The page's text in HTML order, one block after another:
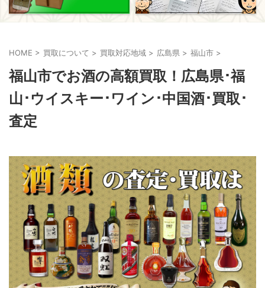
HOME > 買取について > 買取対応地域 > 広島県 > 福山市 >
福山市でお酒の高額買取！広島県･福
山･ウイスキー･ワイン･中国酒･買取･
査定